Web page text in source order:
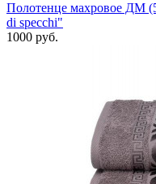
Полотенце махровое ДМ
di specchi"
1000 руб.